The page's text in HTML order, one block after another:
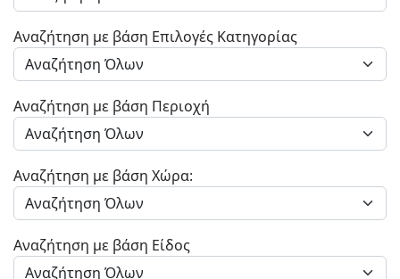
Αναζήτηση με βάση Επιλογές Κατηγορίας
Αναζήτηση με βάση Περιοχή
Αναζήτηση με βάση Χώρα:
Αναζήτηση με βάση Είδος